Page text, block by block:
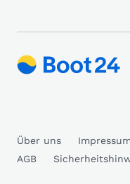
Über uns Impressum
AGB